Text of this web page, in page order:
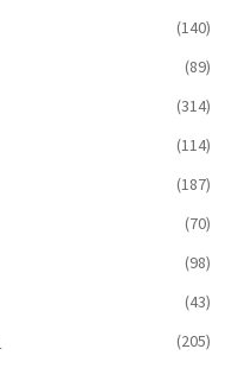
(140)
(89)
(314)
(114)
(187)
(70)
(98)
(43)
(205)